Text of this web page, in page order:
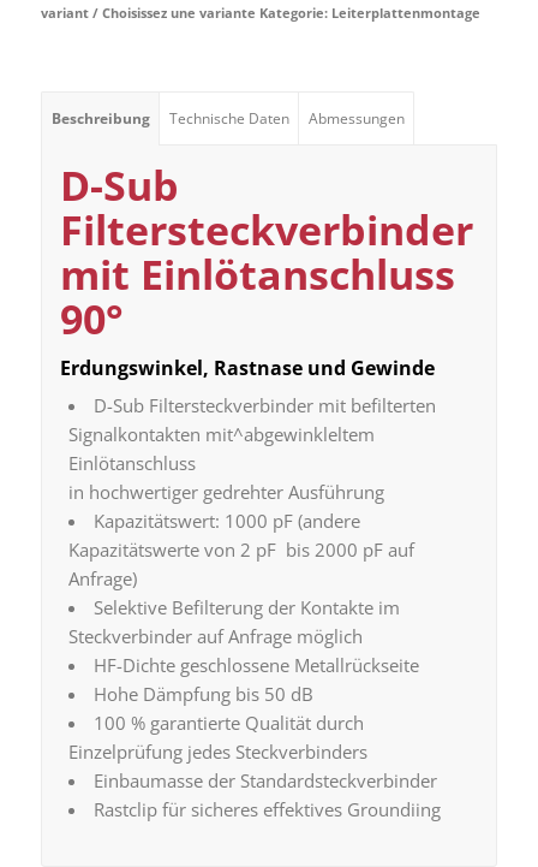
variant / Choisissez une variante Kategorie: Leiterplattenmontage
Beschreibung Technische Daten Abmessungen
D-Sub
Filtersteckverbinder
mit Einlötanschluss
90°
Erdungswinkel, Rastnase und Gewinde
D-Sub Filtersteckverbinder mit befilterten
Signalkontakten mit^abgewinkleltem
Einlötanschluss
in hochwertiger gedrehter Ausführung
Kapazitätswert: 1000 pF (andere
Kapazitätswerte von 2 pF bis 2000 pF auf
Anfrage)
Selektive Befilterung der Kontakte im
Steckverbinder auf Anfrage möglich
HF-Dichte geschlossene Metallrückseite
Hohe Dämpfung bis 50 dB
100 % garantierte Qualität durch
Einzelprüfung jedes Steckverbinders
Einbaumasse der Standardsteckverbinder
Rastclip für sicheres effektives Groundiing